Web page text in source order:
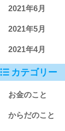
2021年6月
2021年5月
2021年4月
カテゴリー
お金のこと
からだのこと